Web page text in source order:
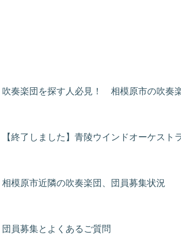
吹奏楽団を探す人必見！ 相模原市の吹奏
【終了しました】青陵ウインドオーケス
相模原市近隣の吹奏楽団、団員募集状況
団員募集とよくあるご質問